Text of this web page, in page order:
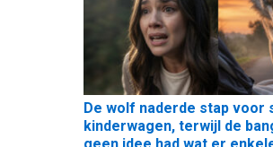
De wolf naderde stap voor
kinderwagen, terwijl de